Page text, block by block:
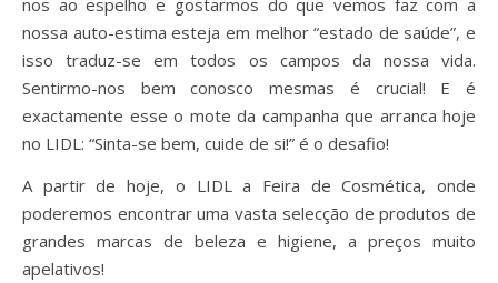
nos ao espelho e gostarmos do que vemos faz com a
nossa auto-estima esteja em melhor “estado de saúde”, e
isso traduz-se em todos os campos da nossa vida.
Sentirmo-nos bem conosco mesmas é crucial! E é
exactamente esse o mote da campanha que arranca hoje
no LIDL: “Sinta-se bem, cuide de si!” é o desafio!
A partir de hoje, o LIDL a Feira de Cosmética, onde
poderemos encontrar uma vasta selecção de produtos de
grandes marcas de beleza e higiene, a preços muito
apelativos!